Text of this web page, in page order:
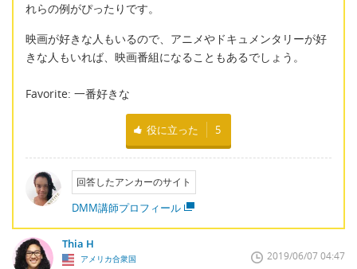
れらの例がぴったりです。
映画が好きな人もいるので、アニメやドキュメンタリーが好
きな人もいれば、映画番組になることもあるでしょう。
Favorite: 一番好きな
役に立った 5
回答したアンカーのサイト
DMM講師プロフィール
Thia H
アメリカ合衆国 2019/06/07 04:47